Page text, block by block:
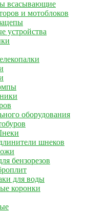
всасывающие
и мотоблоков
устройства
оборудования
шнеков
бензорезов
для воды
коронки